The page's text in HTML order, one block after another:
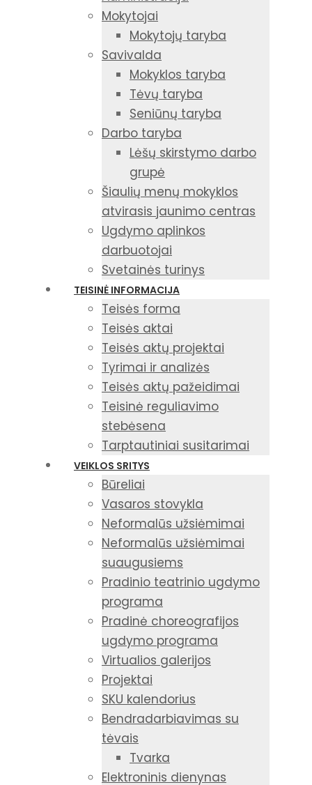
Mokytojai
Mokytojų taryba
Savivalda
Mokyklos taryba
Tėvų taryba
Seniūnų taryba
Darbo taryba
Lėšų skirstymo darbo
grupė
Šiaulių menų mokyklos
atvirasis jaunimo centras
Ugdymo aplinkos
darbuotojai
Svetainės turinys
TEISINĖ INFORMACIJA
Teisės forma
Teisės aktai
Teisės aktų projektai
Tyrimai ir analizės
Teisės aktų pažeidimai
Teisinė reguliavimo
stebėsena
Tarptautiniai susitarimai
VEIKLOS SRITYS
Būreliai
Vasaros stovykla
Neformalūs užsiėmimai
Neformalūs užsiėmimai
suaugusiems
Pradinio teatrinio ugdymo
programa
Pradinė choreografijos
ugdymo programa
Virtualios galerijos
Projektai
SKU kalendorius
Bendradarbiavimas su
tėvais
Tvarka
Elektroninis dienynas